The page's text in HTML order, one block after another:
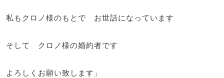
私もクロノ様のもとで お世話になっています
そして クロノ様の婚約者です
よろしくお願い致します」